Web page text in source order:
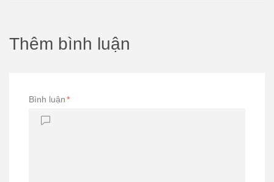
Thêm bình luận
Bình luận*